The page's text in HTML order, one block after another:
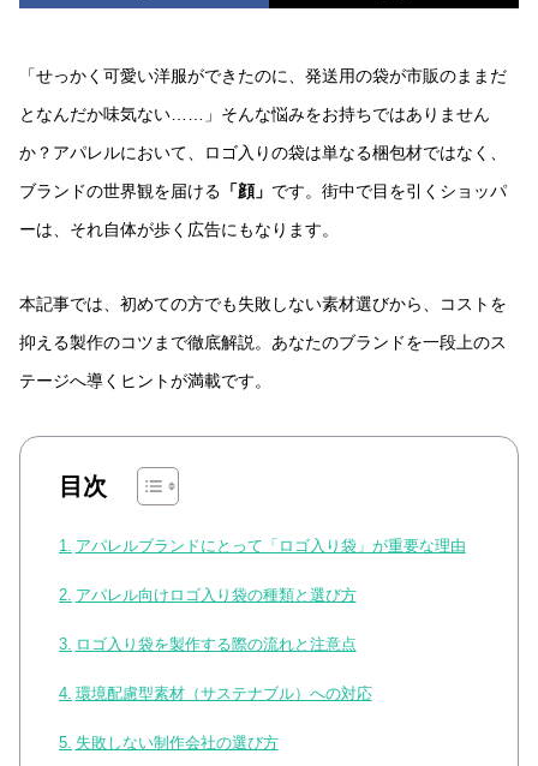
「せっかく可愛い洋服ができたのに、発送用の袋が市販のままだ
となんだか味気ない……」そんな悩みをお持ちではありません
か？アパレルにおいて、ロゴ入りの袋は単なる梱包材ではなく、
ブランドの世界観を届ける 「顔」 です。街中で目を引くショッパ
ーは、それ自体が歩く広告にもなります。
本記事では、初めての方でも失敗しない素材選びから、コストを
抑える製作のコツまで徹底解説。あなたのブランドを一段上のス
テージへ導くヒントが満載です。
目次
アパレルブランドにとって「ロゴ入り袋」が重要な理由
アパレル向けロゴ入り袋の種類と選び方
ロゴ入り袋を製作する際の流れと注意点
環境配慮型素材（サステナブル）への対応
失敗しない制作会社の選び方